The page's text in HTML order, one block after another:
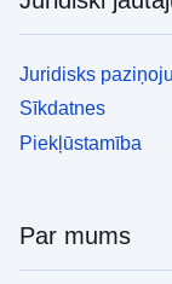
Juridisks
Sīkdatnes
Piekļūstamība
Par mums